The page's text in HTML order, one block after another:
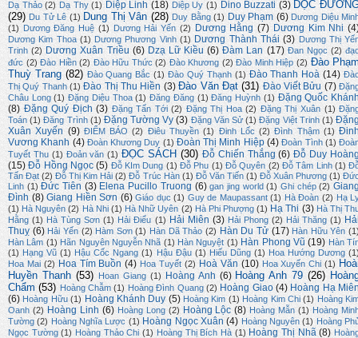
Dạ Thảo (2) Dạ Thy (1) Diệp Linh (18) Diệp Uy (1) Dino Buzzati (3) DỌC
(29) Du Tử Lê (1) Dung Thị Vân (28) Duy Bằng (1) Duy Phạm (6) Dương Diệu
(1)
Dương Đăng Huệ (1) Dương Hải Yến (2) Dương Hằng (7) Dương Kim Nhi
Dương Kim Thoa (1) Dương Phương Vinh (1) Dương Thành Thái (3) Dương Thị
Trinh (2) Dương Xuân Triều (6) Dzạ Lữ Kiều (6) Đàm Lan (17) Đan Ngọc (2)
đức (2) Đào Hiền (2) Đào Hữu Thức (2) Đào Khương (2) Đào Minh Hiệp (2) Đào
Thuỳ Trang (82) Đào Quang Bắc (1) Đào Quý Thạnh (1) Đào Thanh Hoà (14)
Thị Quý Thanh (1) Đào Thị Thu Hiền (3) Đào Văn Đạt (31) Đào Viết Bửu (7)
Châu Long (1) Đặng Diệu Thoa (1) Đăng Đăng (1) Đăng Huỳnh (1) Đặng Quốc
(8) Đặng Quý Địch (3) Đặng Tấn Tới (2) Đặng Thị Hoa (2) Đặng Thị Xuân (1)
Toán (1) Đăng Trình (1) Đặng Tường Vy (3) Đặng Văn Sử (1) Đặng Việt Trinh (1)
Xuân Xuyến (9) ĐIỂM BÁO (2) Điêu Thuyền (1) Đinh Lốc (2) Đình Thậm (1)
Vương Khanh (4) Đoàn Khương Duy (1) Đoàn Thị Minh Hiệp (4) Đoàn Tình (1)
Tuyết Thu (1) Đoản văn (1) ĐỌC SÁCH (30) Đỗ Chiến Thắng (6) Đỗ Duy
(15) Đỗ Hồng Ngọc (5) Đỗ KIm Dung (1) Đỗ Phu (1) Đỗ Quyên (2) Đỗ Tâm Linh (1)
Tấn Đạt (2) Đỗ Thị Kim Hải (2) Đỗ Trúc Hàn (1) Đỗ Văn Tiến (1) Đỗ Xuân Phương (1)
Linh (1) Đức Tiên (3) Elena Pucillo Truong (6) gan jing world (1) Ghi chép (2)
Đình (8) Giang Hiền Sơn (6) Giáo dục (1) Guy de Maupassant (1) Hà Đoàn (2) Hạ
(1) Hà Nguyên (2) Hà Nhi (1) Hà Nhữ Uyên (2) Hà Phi Phượng (1) Hạ Thi (3) Hà Thị
Hằng (1) Hà Tùng Sơn (1) Hải Điểu (1) Hải Miên (3) Hải Phong (2) Hải Thăng (1)
Thuỵ (6) Hải Yến (2) Hàm Sơn (1) Hàn Dã Thảo (2) Hàn Du Tử (17) Hàn Hữu Yên
Hàn Lâm (1) Hãn Nguyên Nguyễn Nhã (1) Hàn Nguyệt (1) Hàn Phong Vũ (19) Hàn
(1) Hạng Vũ (1) Hậu Cốc Ngang (1) Hậu Đậu (1) Hiếu Dũng (1) Hoa Hướng Dương
Hoa Mai (2) Hoa Tím Buồn (4) Hoa Tuyết (2) Hoà Văn (10) Hoa Xuyến Chi (1)
Huyền Thanh (53) Hoan Giang (1) Hoàng Anh (6) Hoàng Anh 79 (26)
Chẩm (53) Hoàng Chẫm (1) Hoàng Đình Quang (2) Hoàng Giao (4) Hoàng Hạ
(6) Hoàng Hữu (1) Hoàng Khánh Duy (5) Hoàng Kim (1) Hoàng Kim Chi (1) Hoàng
Oanh (2) Hoàng Linh (6) Hoàng Long (2) Hoàng Lộc (8) Hoàng Mẫn (1) Hoàng
Tường (2) Hoàng Nghĩa Lược (1) Hoàng Ngọc Xuân (4) Hoàng Nguyên (1) Hoàng
Ngọc Tường (1) Hoàng Thảo Chi (1) Hoàng Thị Bích Hà (1) Hoàng Thị Nhã (8)